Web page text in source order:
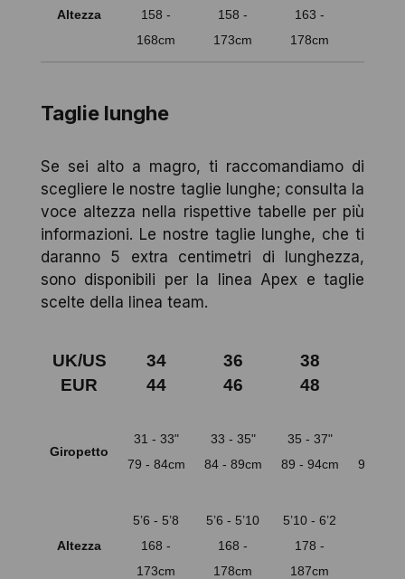
Altezza
158 -
168cm
158 -
173cm
163 -
178cm
Taglie lunghe
Se sei alto a magro, ti raccomandiamo di
scegliere le nostre taglie lunghe; consulta la
voce altezza nella rispettive tabelle per più
informazioni. Le nostre taglie lunghe, che ti
daranno 5 extra centimetri di lunghezza,
sono disponibili per la linea Apex e taglie
scelte della linea team.
UK/US
EUR
34
44
36
46
38
48
Giropetto
31 - 33"
79 - 84cm
33 - 35"
84 - 89cm
35 - 37"
89 - 94cm
94 -
Altezza
5’6 - 5’8
168 -
173cm
5’6 - 5’10
168 -
178cm
5’10 - 6’2
178 -
187cm